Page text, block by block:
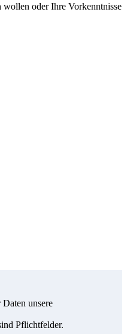
wollen oder Ihre Vorkenntnisse
unsere
Pflichtfelder.